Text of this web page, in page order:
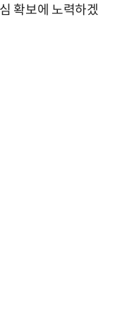
확보에 노력하겠